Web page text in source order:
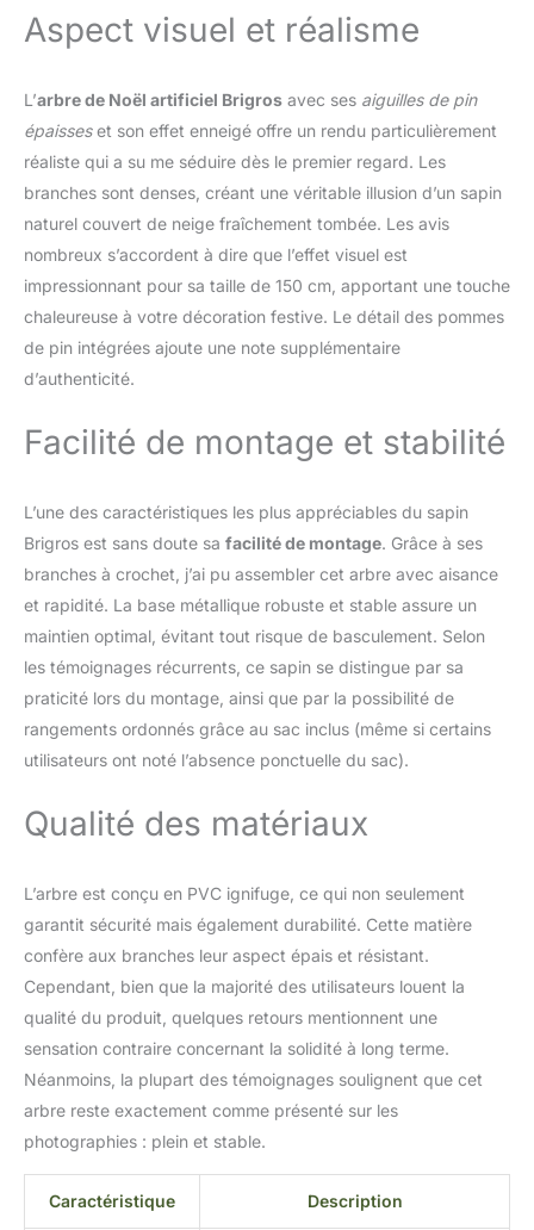
classique et aux branches
jaune chaude ; enneigé, avec
les branches en vert foncé
naturel, recouvertes d'une
et de pommes de pin
Dimensions : chaque modèle
de sapin de Noël est
disponible en 5 hauteurs et
répondre à tous les besoins :
120 cm, 150 cm, 180 cm, 210
sapin synthétique en PVC
avec des aiguilles réalistes et
flexibles. L'arbre semble
Facile à monter : le sapin de
Noël est composé de la base
stable et antidérapante et le
corps divisé en 2 ou 3
choisie. Un sac pour
conserver l'arbre après
utilisation est inclus dans la
livraison Détails variants :
cm, diamètre 85 cm, 510
branches, 2 pièces + base
Aspect visuel et réalisme
L’arbre de Noël artificiel Brigros avec ses aiguilles de pin
épaisseset son effet enneigé offre un rendu particulièrement
réaliste qui a su me séduire dès le premier regard. Les
branches sont denses, créant une véritable illusion d’un sapin
naturel couvert de neige fraîchement tombée. Les avis
nombreux s’accordent à dire que l’effet visuel est
impressionnant pour sa taille de 150 cm, apportant une touche
chaleureuse à votre décoration festive. Le détail des pommes
de pin intégrées ajoute une note supplémentaire
d’authenticité.
Facilité de montage et stabilité
L’une des caractéristiques les plus appréciables du sapin
Brigros est sans doute sa facilité de montage. Grâce à ses
branches à crochet, j’ai pu assembler cet arbre avec aisance
et rapidité. La base métallique robuste et stable assure un
maintien optimal, évitant tout risque de basculement. Selon
les témoignages récurrents, ce sapin se distingue par sa
praticité lors du montage, ainsi que par la possibilité de
rangements ordonnés grâce au sac inclus (même si certains
utilisateurs ont noté l’absence ponctuelle du sac).
Qualité des matériaux
L’arbre est conçu en PVC ignifuge, ce qui non seulement
garantit sécurité mais également durabilité. Cette matière
confère aux branches leur aspect épais et résistant.
Cependant, bien que la majorité des utilisateurs louent la
qualité du produit, quelques retours mentionnent une
sensation contraire concernant la solidité à long terme.
Néanmoins, la plupart des témoignages soulignent que cet
arbre reste exactement comme présenté sur les
photographies : plein et stable.
Caractéristique Description